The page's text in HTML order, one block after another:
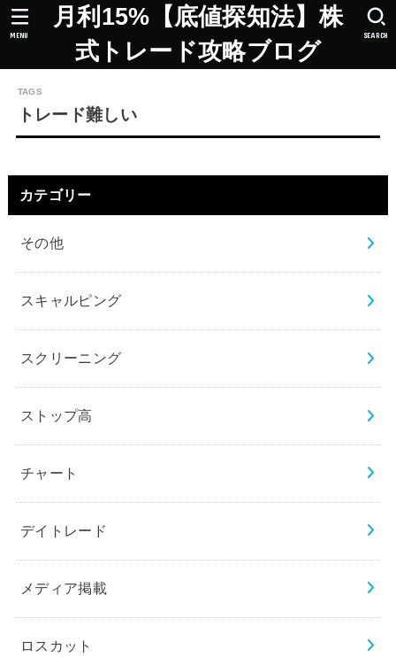
月利15%【底値探知法】株
式トレード攻略ブログ
SEARCH
MENU
トレード難しい
カテゴリー
その他
スキャルピング
スクリーニング
ストップ高
チャート
デイトレード
メディア掲載
ロスカット